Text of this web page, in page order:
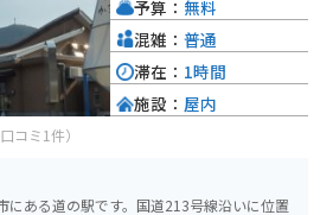
口コミ1件）
にある道の駅です。国道213号線沿いに位置
予算： 無料
混雑： 普通
滞在： 1時間
施設： 屋内